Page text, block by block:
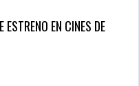
EN CINES DE